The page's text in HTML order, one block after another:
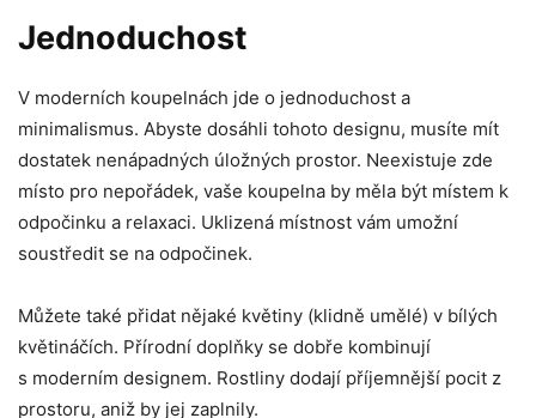
Jednoduchost
V moderních koupelnách jde o jednoduchost a
minimalismus. Abyste dosáhli tohoto designu, musíte mít
dostatek nenápadných úložných prostor. Neexistuje zde
místo pro nepořádek, vaše koupelna by měla být místem k
odpočinku a relaxaci. Uklizená místnost vám umožní
soustředit se na odpočinek.
Můžete také přidat nějaké květiny (klidně umělé) v bílých
květináčích. Přírodní doplňky se dobře kombinují
s moderním designem. Rostliny dodají příjemnější pocit z
prostoru, aniž by jej zaplnily.